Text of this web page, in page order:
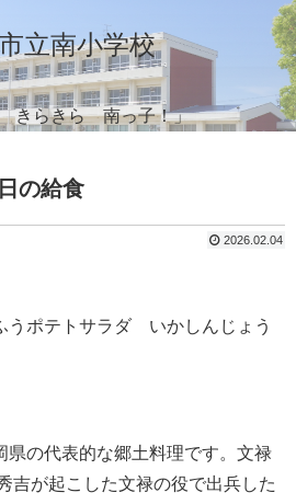
立南小学校
きらきら 南っ子！」
の給食
2026.02.04
ポテトサラダ いかしんじょう
県の代表的な郷土料理です。文禄
吉が起こした文禄の役で出兵した